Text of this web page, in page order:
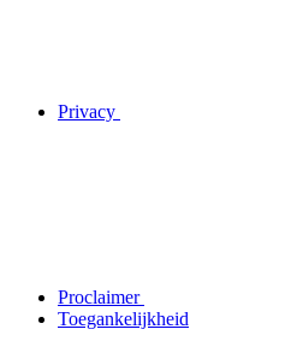
Privacy
Proclaimer
Toegankelijkheid